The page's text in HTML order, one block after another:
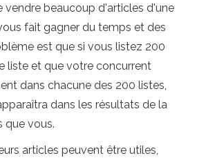
vendre beaucoup d'articles d'une
fait gagner du temps et des
est que si vous listez 200
liste et que votre concurrent
dans chacune des 200 listes,
dans les résultats de la
que vous.
articles peuvent être utiles,